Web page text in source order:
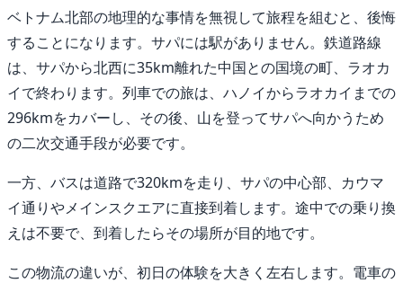
ベトナム北部の地理的な事情を無視して旅程を組むと、後悔
することになります。サパには駅がありません。鉄道路線
は、サパから北西に35km離れた中国との国境の町、ラオカ
イで終わります。列車での旅は、ハノイからラオカイまでの
296kmをカバーし、その後、山を登ってサパへ向かうため
の二次交通手段が必要です。
一方、バスは道路で320kmを走り、サパの中心部、カウマ
イ通りやメインスクエアに直接到着します。途中での乗り換
えは不要で、到着したらその場所が目的地です。
この物流の違いが、初日の体験を大きく左右します。電車の